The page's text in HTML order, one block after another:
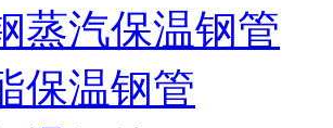
蒸汽保温钢管
保温钢管